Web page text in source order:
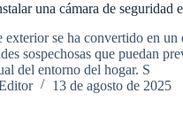
una cámara de seguridad
exterior se ha convertido en un
sospechosas que puedan
del entorno del hogar. S
13 de agosto de 2025